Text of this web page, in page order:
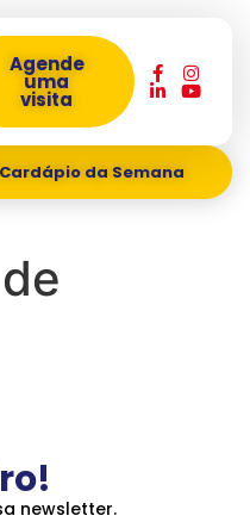
Agende
uma
visita
Cardápio da Semana
newsletter.